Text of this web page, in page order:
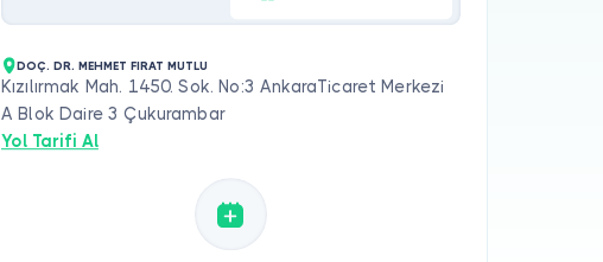
DOÇ. DR. MEHMET FIRAT MUTLU
Kızılırmak Mah. 1450. Sok. No:3 AnkaraTicaret Merkezi
A Blok Daire 3 Çukurambar
Yol Tarifi Al